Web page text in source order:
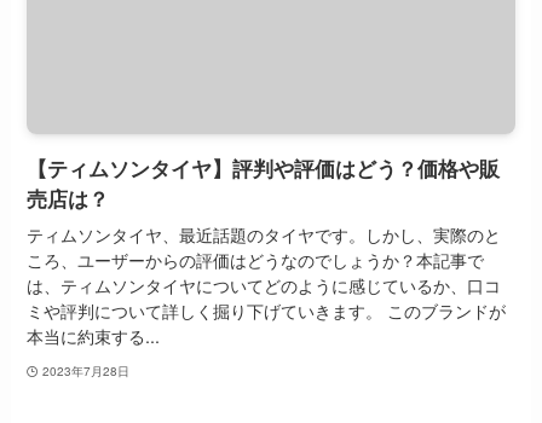
【ティムソンタイヤ】評判や評価はどう？価格や販
売店は？
ティムソンタイヤ、最近話題のタイヤです。しかし、実際のと
ころ、ユーザーからの評価はどうなのでしょうか？本記事で
は、ティムソンタイヤについてどのように感じているか、口コ
ミや評判について詳しく掘り下げていきます。 このブランドが
本当に約束する...
2023年7月28日